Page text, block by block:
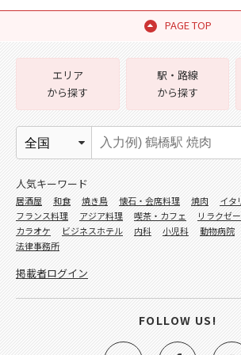
PAGE TOP
エリア
から探す
駅・路線
から探す
人気キーワード
居酒屋 和食 焼き鳥 懐石・会席料理 焼肉
イタ
フランス料理
アジア料理 喫茶・カフェ リラクゼ
カラオケ
ビジネスホテル 内科 小児科 動物病院
法律事務所
掲載者ログイン
FOLLOW US!